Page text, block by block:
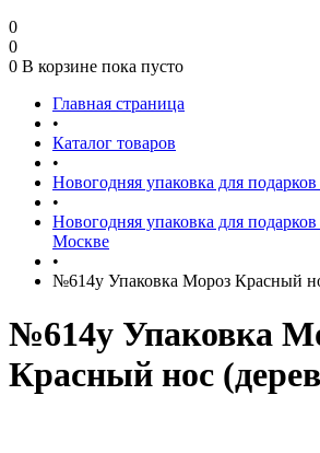
0
0
0 В корзине пока пусто
Главная страница
•
Каталог товаров
•
Новогодняя упаковка для
•
Новогодняя упаковка для
Москве
•
№614у Упаковка Мороз Красный
№614у Упаковка
Красный нос